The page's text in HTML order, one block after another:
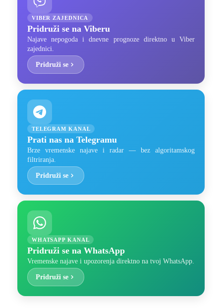
VIBER ZAJEDNICA
Pridruži se na Viberu
Najave nepogoda i dnevne prognoze direktno u Viber
zajednici.
Pridruži se
TELEGRAM KANAL
Prati nas na Telegramu
Brze vremenske najave i radar — bez algoritamskog
filtriranja.
Pridruži se
WHATSAPP KANAL
Pridruži se na WhatsApp
Vremenske najave i upozorenja direktno na tvoj WhatsApp.
Pridruži se